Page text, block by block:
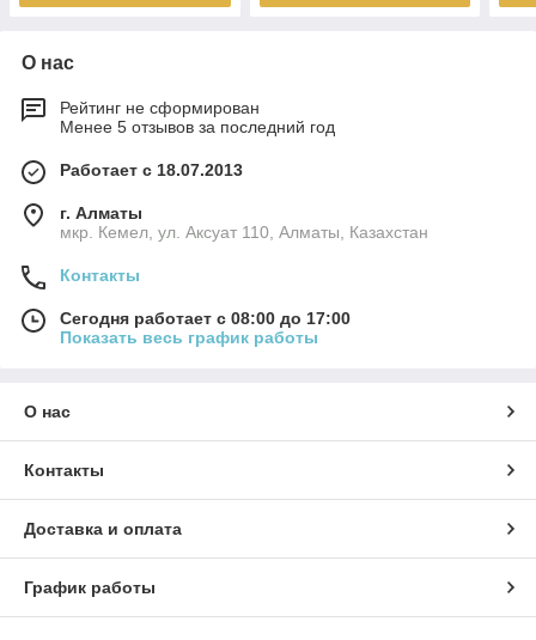
О нас
Рейтинг не сформирован
Менее 5 отзывов за последний год
Работает с 18.07.2013
г. Алматы
мкр. Кемел, ул. Аксуат 110, Алматы, Казахстан
Контакты
Сегодня работает с 08:00 до 17:00
Показать весь график работы
О нас
Контакты
Доставка и оплата
График работы